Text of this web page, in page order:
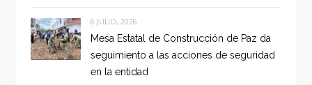
6 JULIO, 2026
Mesa Estatal de Construcción de Paz da
seguimiento a las acciones de seguridad
en la entidad